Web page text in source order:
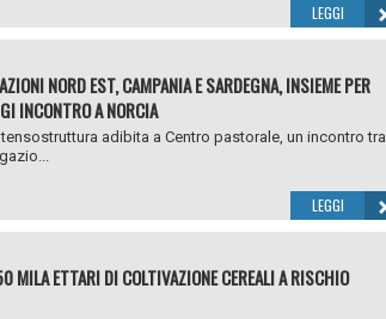
LEGGI
NORD EST, CAMPANIA E SARDEGNA, INSIEME PER
INCONTRO A NORCIA
adibita a Centro pastorale, un incontro tra
LEGGI
MILA ETTARI DI COLTIVAZIONE CEREALI A RISCHIO